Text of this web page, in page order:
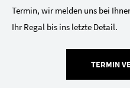
Termin, wir melden uns bei
Ihr Regal bis ins letzte Detail.
TERMIN